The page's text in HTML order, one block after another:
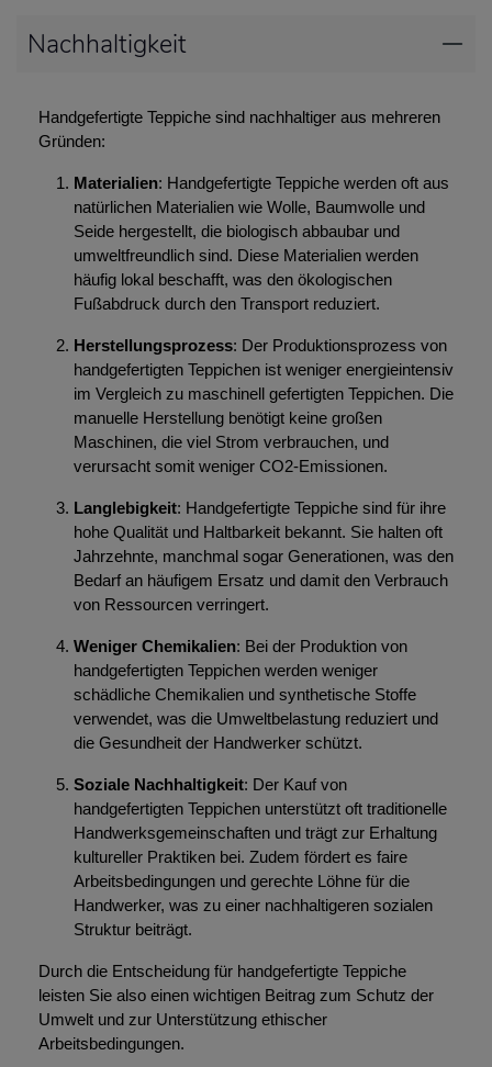
Nachhaltigkeit
Handgefertigte Teppiche sind nachhaltiger aus mehreren
Gründen:
Materialien: Handgefertigte Teppiche werden oft aus
natürlichen Materialien wie Wolle, Baumwolle und
Seide hergestellt, die biologisch abbaubar und
umweltfreundlich sind. Diese Materialien werden
häufig lokal beschafft, was den ökologischen
Fußabdruck durch den Transport reduziert.
Herstellungsprozess: Der Produktionsprozess von
handgefertigten Teppichen ist weniger energieintensiv
im Vergleich zu maschinell gefertigten Teppichen. Die
manuelle Herstellung benötigt keine großen
Maschinen, die viel Strom verbrauchen, und
verursacht somit weniger CO2-Emissionen.
Langlebigkeit: Handgefertigte Teppiche sind für ihre
hohe Qualität und Haltbarkeit bekannt. Sie halten oft
Jahrzehnte, manchmal sogar Generationen, was den
Bedarf an häufigem Ersatz und damit den Verbrauch
von Ressourcen verringert.
Weniger Chemikalien: Bei der Produktion von
handgefertigten Teppichen werden weniger
schädliche Chemikalien und synthetische Stoffe
verwendet, was die Umweltbelastung reduziert und
die Gesundheit der Handwerker schützt.
Soziale Nachhaltigkeit: Der Kauf von
handgefertigten Teppichen unterstützt oft traditionelle
Handwerksgemeinschaften und trägt zur Erhaltung
kultureller Praktiken bei. Zudem fördert es faire
Arbeitsbedingungen und gerechte Löhne für die
Handwerker, was zu einer nachhaltigeren sozialen
Struktur beiträgt.
Durch die Entscheidung für handgefertigte Teppiche
leisten Sie also einen wichtigen Beitrag zum Schutz der
Umwelt und zur Unterstützung ethischer
Arbeitsbedingungen.